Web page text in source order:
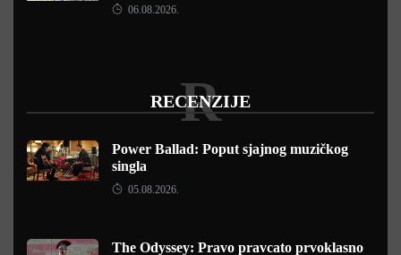
06.08.2026.
RECENZIJE
R
Power Ballad: Poput sjajnog muzičkog
singla
05.08.2026.
The Odyssey: Pravo pravcato prvoklasno